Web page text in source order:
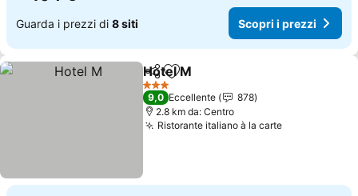
Guarda i prezzi di 8 siti Scopri i prezzi
CondividiAggiungi ai preferiti
Hotel M
3 Stelle
9,0 Eccellente
878
2.8 km da: Centro
Ristorante italiano à la carte